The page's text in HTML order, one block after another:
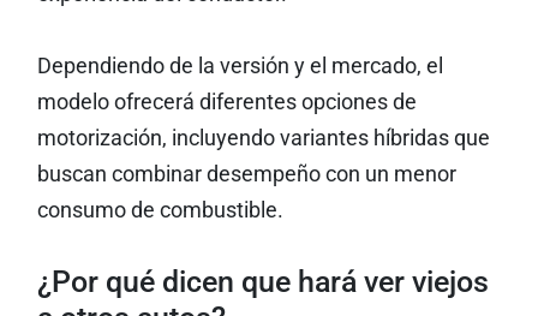
Dependiendo de la versión y el mercado, el
modelo ofrecerá diferentes opciones de
motorización, incluyendo variantes híbridas que
buscan combinar desempeño con un menor
consumo de combustible.
¿Por qué dicen que hará ver viejos